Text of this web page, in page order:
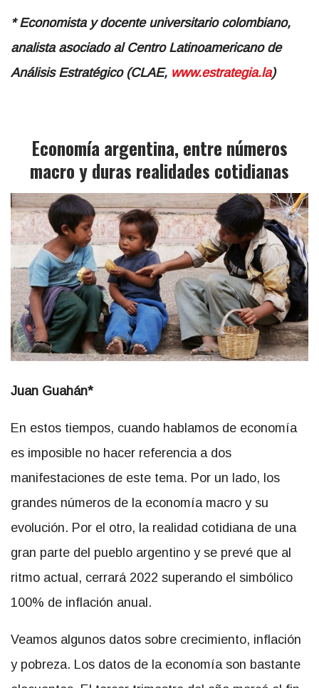
*Economista y docente universitario colombiano,
analista asociado al Centro Latinoamericano de
Análisis Estratégico (CLAE, www.estrategia.la)
Economía argentina, entre números
macro y duras realidades cotidianas
Juan Guahán*
En estos tiempos, cuando hablamos de economía
es imposible no hacer referencia a dos
manifestaciones de este tema. Por un lado, los
grandes números de la economía macro y su
evolución. Por el otro, la realidad cotidiana de una
gran parte del pueblo argentino y se prevé que al
ritmo actual, cerrará 2022 superando el simbólico
100% de inflación anual.
Veamos algunos datos sobre crecimiento, inflación
y pobreza. Los datos de la economía son bastante